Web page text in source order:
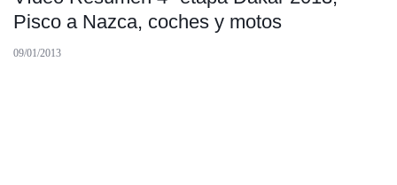
Pisco a Nazca, coches y motos
09/01/2013